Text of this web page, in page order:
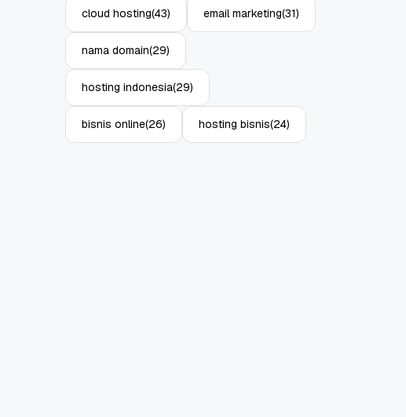
cloud hosting(43) email marketing(31)
nama domain(29)
hosting indonesia(29)
bisnis online(26) hosting bisnis(24)